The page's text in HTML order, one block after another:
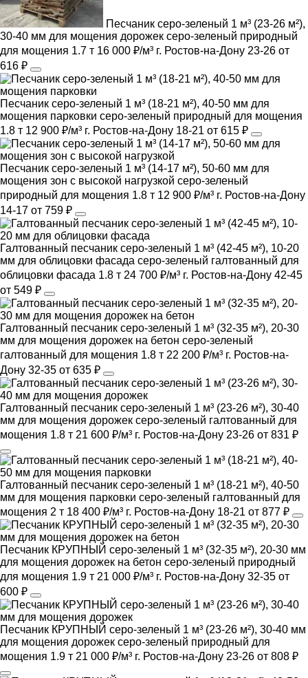
Песчаник серо-зеленый 1 м³ (23-26 м²),
30-40 мм для мощения дорожек серо-зеленый природный
для мощения 1.7 т 16 000 ₽/м³ г. Ростов-на-Дону 23-26 от
616 ₽
Песчаник серо-зеленый 1 м³ (18-21 м²), 40-50 мм для
мощения парковки серо-зеленый природный для мощения
1.8 т 12 900 ₽/м³ г. Ростов-на-Дону 18-21 от 615 ₽
Песчаник серо-зеленый 1 м³ (14-17 м²), 50-60 мм для
мощения зон с высокой нагрузкой серо-зеленый
природный для мощения 1.8 т 12 900 ₽/м³ г. Ростов-на-Дону
14-17 от 759 ₽
Галтованный песчаник серо-зеленый 1 м³ (42-45 м²), 10-20
мм для облицовки фасада серо-зеленый галтованный для
облицовки фасада 1.8 т 24 700 ₽/м³ г. Ростов-на-Дону 42-45
от 549 ₽
Галтованный песчаник серо-зеленый 1 м³ (32-35 м²), 20-30
мм для мощения дорожек на бетон серо-зеленый
галтованный для мощения 1.8 т 22 200 ₽/м³ г. Ростов-на-
Дону 32-35 от 635 ₽
Галтованный песчаник серо-зеленый 1 м³ (23-26 м²), 30-40
мм для мощения дорожек серо-зеленый галтованный для
мощения 1.8 т 21 600 ₽/м³ г. Ростов-на-Дону 23-26 от 831 ₽
Галтованный песчаник серо-зеленый 1 м³ (18-21 м²), 40-50
мм для мощения парковки серо-зеленый галтованный для
мощения 2 т 18 400 ₽/м³ г. Ростов-на-Дону 18-21 от 877 ₽
Песчаник КРУПНЫЙ серо-зеленый 1 м³ (32-35 м²), 20-30 мм
для мощения дорожек на бетон серо-зеленый природный
для мощения 1.9 т 21 000 ₽/м³ г. Ростов-на-Дону 32-35 от
600 ₽
Песчаник КРУПНЫЙ серо-зеленый 1 м³ (23-26 м²), 30-40 мм
для мощения дорожек серо-зеленый природный для
мощения 1.9 т 21 000 ₽/м³ г. Ростов-на-Дону 23-26 от 808 ₽